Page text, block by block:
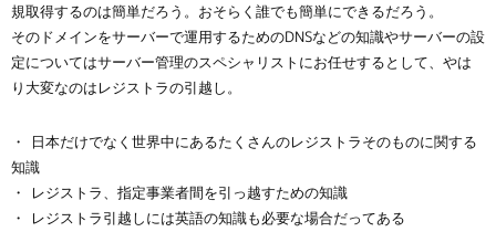
規取得するのは簡単だろう。おそらく誰でも簡単にできるだろう。
そのドメインをサーバーで運用するためのDNSなどの知識やサーバーの設
定についてはサーバー管理のスペシャリストにお任せするとして、やは
り大変なのはレジストラの引越し。
日本だけでなく世界中にあるたくさんのレジストラそのものに関する
知識
レジストラ、指定事業者間を引っ越すための知識
レジストラ引越しには英語の知識も必要な場合だってある